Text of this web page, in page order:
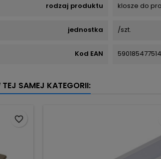
rodzaj produktu klosze do
jednostka /szt.
Kod EAN
SAMEJ KATEGORII:
favorite_border